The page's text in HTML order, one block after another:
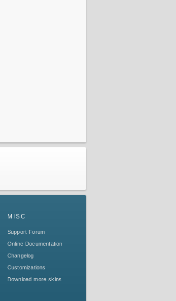
MISC
Support Forum
Online Documentation
Changelog
Customizations
Download more skins